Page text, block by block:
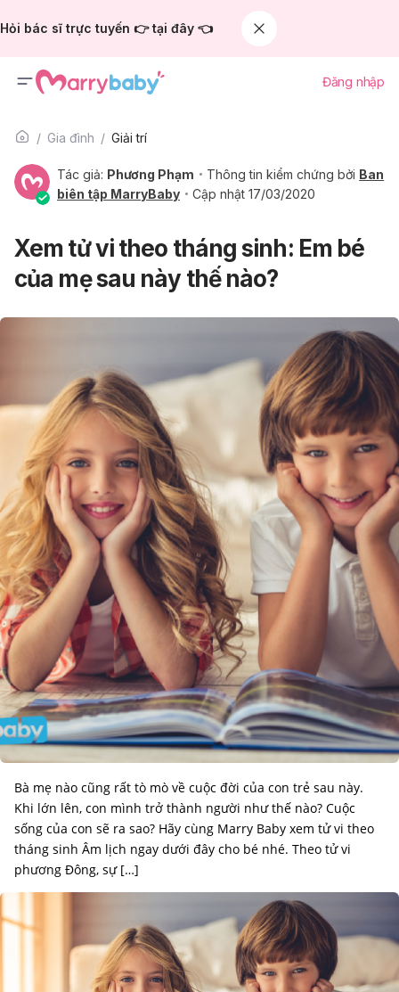
Hỏi bác sĩ trực tuyến 👉 tại đây 👈
Đăng nhập
Gia đình Giải trí
Tác giả: Phương Phạm Thông tin kiểm chứng bởi Ban
biên tập MarryBaby
Cập nhật 17/03/2020
Xem tử vi theo tháng sinh: Em bé
của mẹ sau này thế nào?
Bà mẹ nào cũng rất tò mò về cuộc đời của con trẻ sau này.
Khi lớn lên, con mình trở thành người như thế nào? Cuộc
sống của con sẽ ra sao? Hãy cùng Marry Baby xem tử vi theo
tháng sinh Âm lịch ngay dưới đây cho bé nhé. Theo tử vi
phương Đông, sự […]